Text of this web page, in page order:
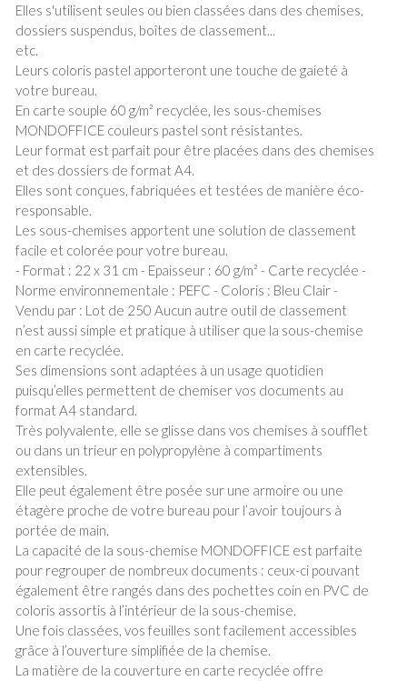
Elles s'utilisent seules ou bien classées dans des chemises,
dossiers suspendus, boîtes de classement...
etc.
Leurs coloris pastel apporteront une touche de gaieté à
votre bureau.
En carte souple 60 g/m² recyclée, les sous-chemises
MONDOFFICE couleurs pastel sont résistantes.
Leur format est parfait pour être placées dans des chemises
et des dossiers de format A4.
Elles sont conçues, fabriquées et testées de manière éco-
responsable.
Les sous-chemises apportent une solution de classement
facile et colorée pour votre bureau.
- Format : 22 x 31 cm - Epaisseur : 60 g/m² - Carte recyclée -
Norme environnementale : PEFC - Coloris : Bleu Clair -
Vendu par : Lot de 250 Aucun autre outil de classement
n’est aussi simple et pratique à utiliser que la sous-chemise
en carte recyclée.
Ses dimensions sont adaptées à un usage quotidien
puisqu’elles permettent de chemiser vos documents au
format A4 standard.
Très polyvalente, elle se glisse dans vos chemises à soufflet
ou dans un trieur en polypropylène à compartiments
extensibles.
Elle peut également être posée sur une armoire ou une
étagère proche de votre bureau pour l’avoir toujours à
portée de main.
La capacité de la sous-chemise MONDOFFICE est parfaite
pour regrouper de nombreux documents : ceux-ci pouvant
également être rangés dans des pochettes coin en PVC de
coloris assortis à l’intérieur de la sous-chemise.
Une fois classées, vos feuilles sont facilement accessibles
grâce à l’ouverture simplifiée de la chemise.
La matière de la couverture en carte recyclée offre